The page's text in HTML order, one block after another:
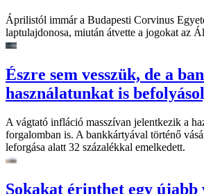
Áprilistól immár a Budapesti Corvinus
laptulajdonosa, miután átvette a jogokat az
Észre sem vesszük, de a
használatunkat is
A vágtató infláció masszívan jelentkezik a
forgalomban is. A bankkártyával történő
leforgása alatt 32 százalékkal emelkedett.
Sokakat érinthet egy újabb